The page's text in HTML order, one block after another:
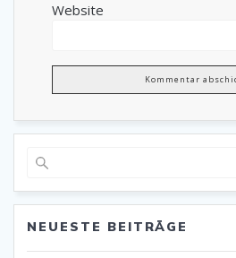
Website
NEUESTE BEITRÄGE